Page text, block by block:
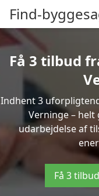
Find-
Få 3 tilbud
Indhent 3
Verninge –
udarbejdelse af
Få 3